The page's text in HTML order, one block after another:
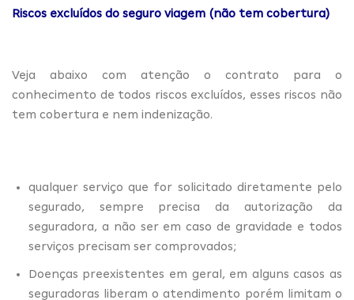
Riscos excluídos do seguro viagem (não tem cobertura)
Veja abaixo com atenção o contrato para o
conhecimento de todos riscos excluídos, esses riscos não
tem cobertura e nem indenização.
qualquer serviço que for solicitado diretamente pelo
segurado, sempre precisa da autorização da
seguradora, a não ser em caso de gravidade e todos
serviços precisam ser comprovados;
Doenças preexistentes em geral, em alguns casos as
seguradoras liberam o atendimento porém limitam o